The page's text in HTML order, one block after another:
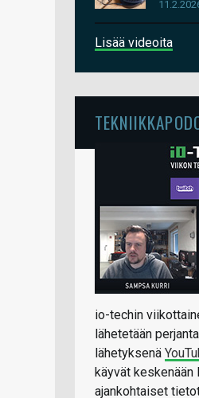
Lisää videoita
io-techin
lähetetään
lähetyksenä
käyvät keskenään
ajankohtaiset